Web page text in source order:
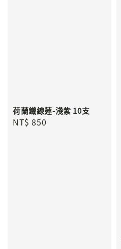
荷蘭鐵線蓮-淺紫 10支
Regular
NT$ 850